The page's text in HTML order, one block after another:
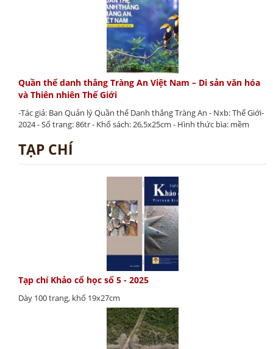
Quần thể danh thắng Tràng An Việt Nam – Di sản văn hóa
và Thiên nhiên Thế Giới
-Tác giả: Ban Quản lý Quần thể Danh thắng Tràng An - Nxb: Thế Giới-
2024 - Số trang: 86tr - Khổ sách: 26,5x25cm - Hình thức bìa: mềm
TẠP CHÍ
Tạp chí Khảo cổ học số 5 - 2025
Dày 100 trang, khổ 19x27cm